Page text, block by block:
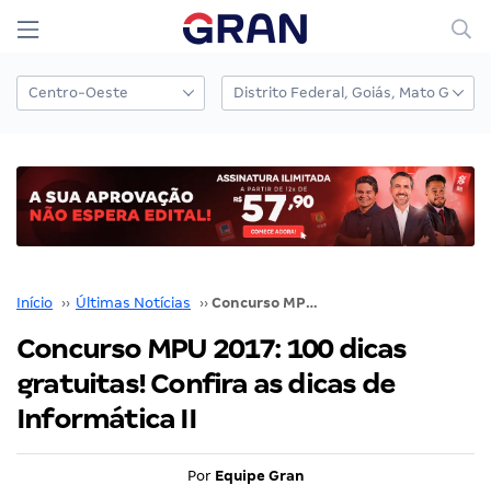
Início ›› Últimas Notícias ›› Concurso MPU 2017: 100 dicas gratuitas! Confira as dicas de Informática II
Concurso MPU 2017: 100 dicas
gratuitas! Confira as dicas de
Informática II
Por Equipe Gran